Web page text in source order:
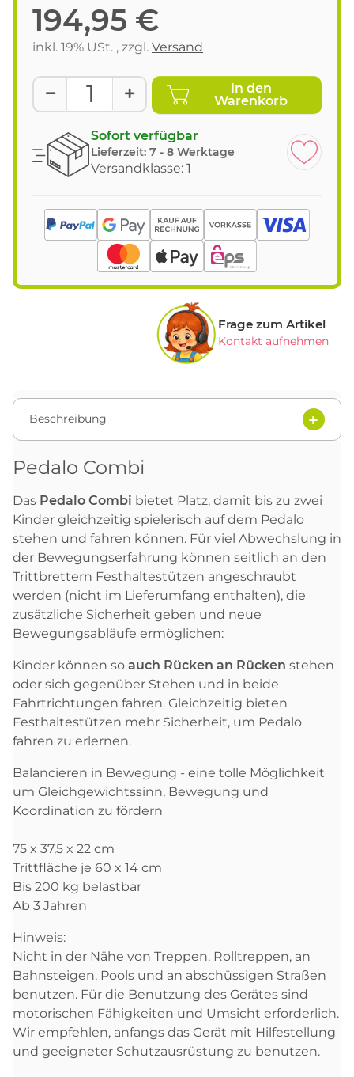
194,95 €
inkl. 19% USt. , zzgl. Versand
In den
Warenkorb
Sofort verfügbar
Lieferzeit: 7 - 8 Werktage
Versandklasse: 1
Frage zum Artikel
Kontakt aufnehmen
Beschreibung
Pedalo Combi
Das Pedalo Combi bietet Platz, damit bis zu zwei
Kinder gleichzeitig spielerisch auf dem Pedalo
stehen und fahren können. Für viel Abwechslung in
der Bewegungserfahrung können seitlich an den
Trittbrettern Festhaltestützen angeschraubt
werden (nicht im Lieferumfang enthalten), die
zusätzliche Sicherheit geben und neue
Bewegungsabläufe ermöglichen:
Kinder können so auch Rücken an Rücken stehen
oder sich gegenüber Stehen und in beide
Fahrtrichtungen fahren. Gleichzeitig bieten
Festhaltestützen mehr Sicherheit, um Pedalo
fahren zu erlernen.
Balancieren in Bewegung - eine tolle Möglichkeit
um Gleichgewichtssinn, Bewegung und
Koordination zu fördern
75 x 37,5 x 22 cm
Trittfläche je 60 x 14 cm
Bis 200 kg belastbar
Ab 3 Jahren
Hinweis:
Nicht in der Nähe von Treppen, Rolltreppen, an
Bahnsteigen, Pools und an abschüssigen Straßen
benutzen. Für die Benutzung des Gerätes sind
motorischen Fähigkeiten und Umsicht erforderlich.
Wir empfehlen, anfangs das Gerät mit Hilfestellung
und geeigneter Schutzausrüstung zu benutzen.